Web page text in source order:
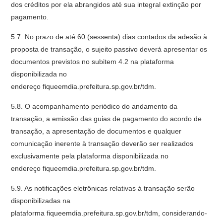
dos créditos por ela abrangidos até sua integral extinção por
pagamento.
5.7. No prazo de até 60 (sessenta) dias contados da adesão à
proposta de transação, o sujeito passivo deverá apresentar os
documentos previstos no subitem 4.2 na plataforma
disponibilizada no
endereço fiqueemdia.prefeitura.sp.gov.br/tdm.
5.8. O acompanhamento periódico do andamento da
transação, a emissão das guias de pagamento do acordo de
transação, a apresentação de documentos e qualquer
comunicação inerente à transação deverão ser realizados
exclusivamente pela plataforma disponibilizada no
endereço fiqueemdia.prefeitura.sp.gov.br/tdm.
5.9. As notificações eletrônicas relativas à transação serão
disponibilizadas na
plataforma fiqueemdia.prefeitura.sp.gov.br/tdm, considerando-